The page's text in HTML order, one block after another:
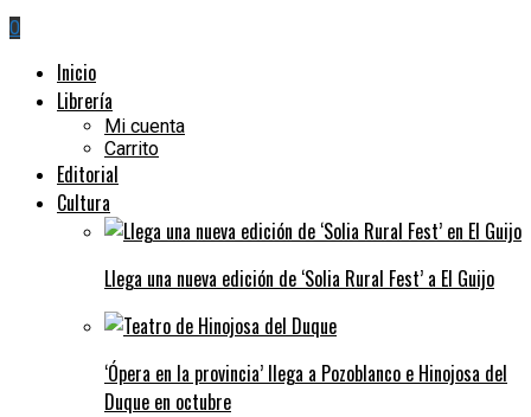
0
Inicio
Librería
Mi cuenta
Carrito
Editorial
Cultura
Llega una nueva edición de ‘Solia Rural Fest’ a El Guijo
‘Ópera en la provincia’ llega a Pozoblanco e Hinojosa del
Duque en octubre